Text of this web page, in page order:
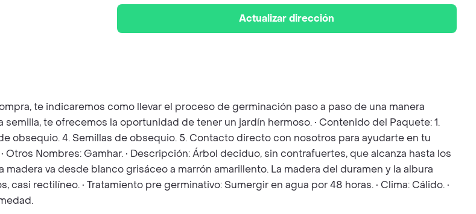
Actualizar dirección
te indicaremos como llevar el proceso de germinación paso a paso de una manera
te ofrecemos la oportunidad de tener un jardín hermoso. • Contenido del Paquete: 1.
obsequio. 4. Semillas de obsequio. 5. Contacto directo con nosotros para ayudarte en tu
Otros Nombres: Gamhar. • Descripción: Árbol deciduo, sin contrafuertes, que alcanza hasta los
va desde blanco grisáceo a marrón amarillento. La madera del duramen y la albura
rectilíneo. • Tratamiento pre germinativo: Sumergir en agua por 48 horas. • Clima: Cálido. •